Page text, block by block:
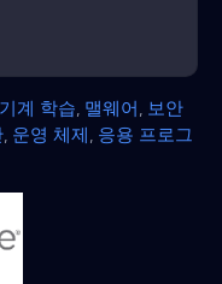
기계 학습 맬웨어 보안
운영 체제 응용 프로그